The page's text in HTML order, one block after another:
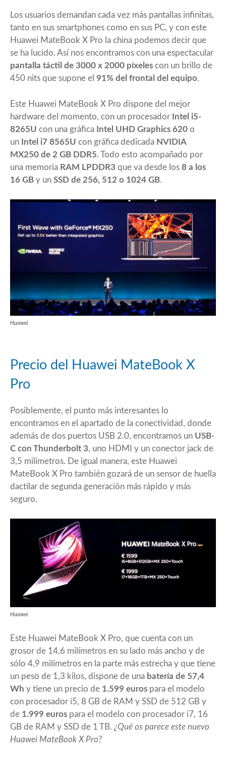
Los usuarios demandan cada vez más pantallas infinitas,
tanto en sus smartphones como en sus PC, y con este
Huawei MateBook X Pro la china podemos decir que
se ha lucido. Así nos encontramos con una espectacular
pantalla táctil de 3000 x 2000 píxeles con un brillo de
450 nits que supone el 91% del frontal del equipo.
Este Huawei MateBook X Pro dispone del mejor
hardware del momento, con un procesador Intel i5-
8265U con una gráfica Intel UHD Graphics 620 o
un Intel i7 8565U con gráfica dedicada NVIDIA
MX250 de 2 GB DDR5. Todo esto acompañado por
una memoria RAM LPDDR3 que va desde los 8 a los
16 GB y un SSD de 256, 512 o 1024 GB.
Huawei
Precio del Huawei MateBook X
Pro
Posiblemente, el punto más interesantes lo
encontramos en el apartado de la conectividad, donde
además de dos puertos USB 2.0, encontramos un USB-
C con Thunderbolt 3, uno HDMI y un conector jack de
3,5 milímetros. De igual manera, este Huawei
MateBook X Pro también gozará de un sensor de huella
dactilar de segunda generación más rápido y más
seguro.
Huawei
Este Huawei MateBook X Pro, que cuenta con un
grosor de 14,6 milímetros en su lado más ancho y de
sólo 4,9 milímetros en la parte más estrecha y que tiene
un peso de 1,3 kilos, dispone de una batería de 57,4
Wh y tiene un precio de 1.599 euros para el modelo
con procesador i5, 8 GB de RAM y SSD de 512 GB y
de 1.999 euros para el modelo con procesador i7, 16
GB de RAM y SSD de 1 TB. ¿Qué os parece este nuevo
Huawei MateBook X Pro?